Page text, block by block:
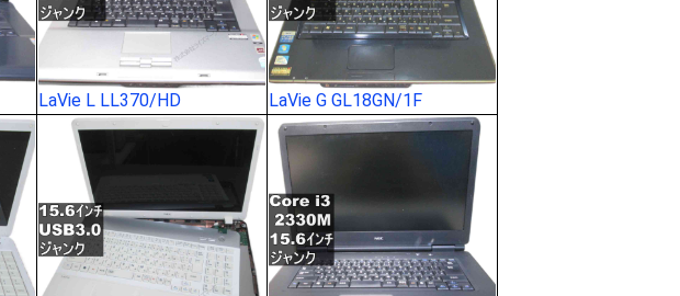
LaVie L LL370/HD LaVie G GL18GN/1F